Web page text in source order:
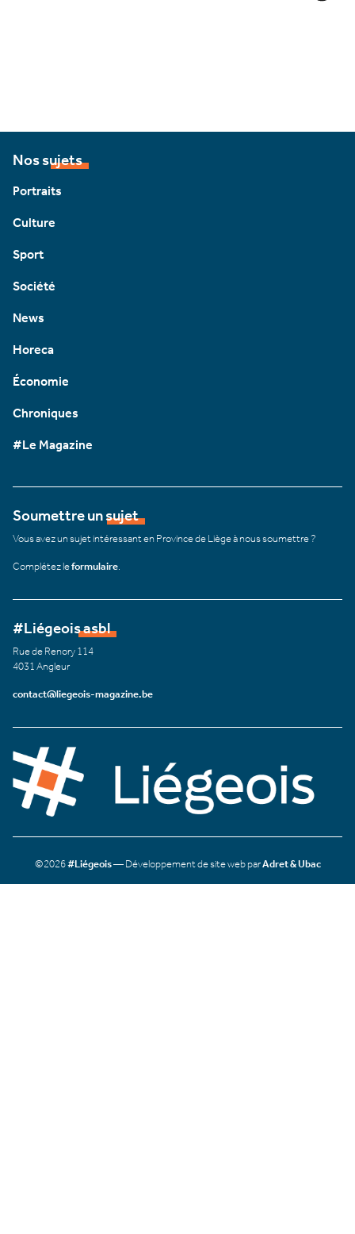
Nos sujets
Portraits
Culture
Sport
Société
News
Horeca
Économie
Chroniques
#Le Magazine
Soumettre un sujet
Vous avez un sujet intéressant en Province de Liège à nous soumettre ?
Complétez leformulaire
#Liégeois asbl
Rue de Renory 114
4031 Angleur
contact@liegeois-magazine.be
©2026#Liégeois— Développement de site web parAdret & Ubac